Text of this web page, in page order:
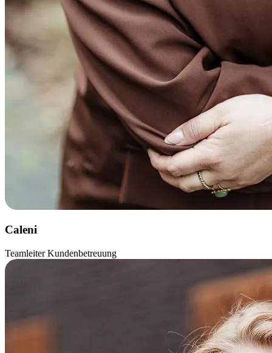
Caleni
Teamleiter Kundenbetreuung